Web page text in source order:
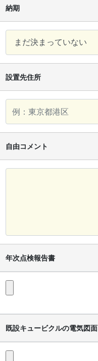
納期
設置先住所
自由コメント
年次点検報告書
既設キュービクルの電気図面